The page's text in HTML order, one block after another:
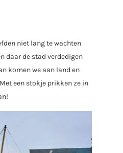
niet lang te wachten
daar de stad verdedigen
komen we aan land en
een stokje prikken ze in